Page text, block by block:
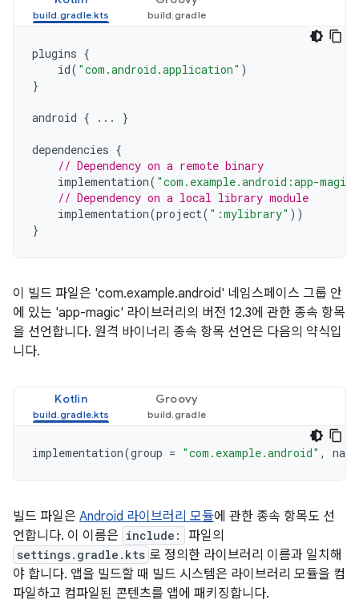
plugins {
id( "com.android.application" )
}
android { ... }
dependencies {
// Dependency on a remote binary
implementation( "com.example.android:app-
// Dependency on a local library module
implementation(project( ":mylibrary" ))
}
이 빌드 파일은 'com.example.android' 네임스페이스 그룹 안
에 있는 'app-magic' 라이브러리의 버전 12.3에 관한 종속 항목
을 선언합니다. 원격 바이너리 종속 항목 선언은 다음의 약식입
니다.
Kotlin Groovy
implementation(group = "com.example.android" , name
빌드 파일은 Android 라이브러리 모듈에 관한 종속 항목도 선
언합니다. 이 이름은 include: 파일의
settings.gradle.kts 로 정의한 라이브러리 이름과 일치해
야 합니다. 앱을 빌드할 때 빌드 시스템은 라이브러리 모듈을 컴
파일하고 컴파일된 콘텐츠를 앱에 패키징합니다.